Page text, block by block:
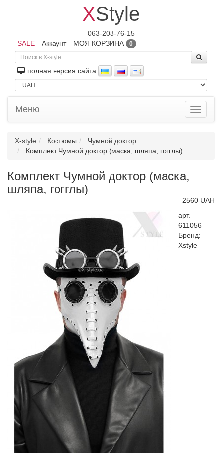
XStyle
063-208-76-15
SALE
Аккаунт МОЯ КОРЗИНА 0
полная версия сайта
Toggle
Меню
X-style Костюмы
Чумной доктор
Комплект Чумной доктор (маска, шляпа, гогглы)
Комплект Чумной доктор (маска,
шляпа, гогглы)
2560 UAH
арт.
611056
Бренд:
Xstyle